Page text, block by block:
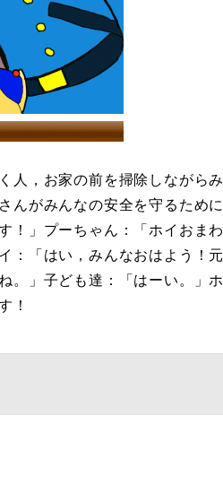
人，お家の前を掃除しながらみ
んがみんなの安全を守るために
！」プーちゃん：「ホイおまわ
：「はい，みんなおはよう！元
。」子ども達：「はーい。」ホ
！